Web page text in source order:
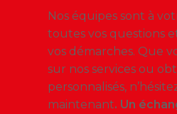
Nos équipes sont à
toutes vos questions
vos démarches. Que
sur nos services ou
personnalisés,
maintenant. Un